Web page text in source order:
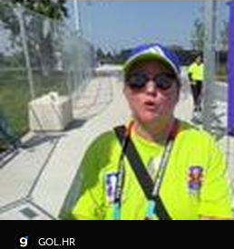
GOL.HR